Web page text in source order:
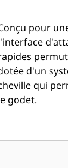
pour
d'un
qui
godet.